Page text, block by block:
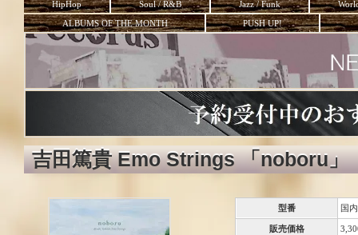
HipHop
Soul / R&B Jazz / Funk
ALBUMS OF THE MONTH
PUSH UP!
吉田篤貴 Emo Strings 「noboru」
型番 国
販売価格